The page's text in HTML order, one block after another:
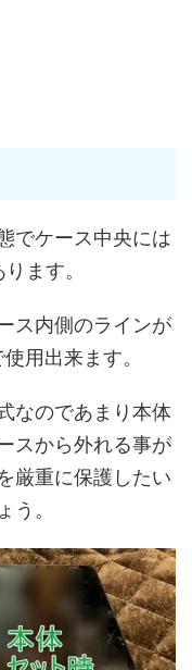
でケース中央には
ます。
ス内側のラインが
用出来ます。
なのであまり本体
スから外れる事が
厳重に保護したい
う。